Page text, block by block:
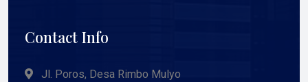
Contact Info
Jl. Poros, Desa Rimbo Mulyo